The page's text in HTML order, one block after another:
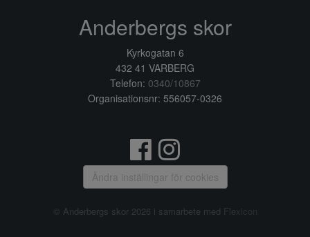
Anderbergs skor
Kyrkogatan 6
432 41 VARBERG
Telefon: 0340/10867
Organisationsnr: 556057-0326
Ändra inställingar för cookies
© Anderbergs skor 2026 i samarbete med Flexicon